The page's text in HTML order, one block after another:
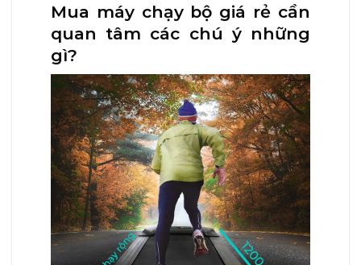
Mua máy chạy bộ giá rẻ cần
quan tâm các chú ý những
gì?